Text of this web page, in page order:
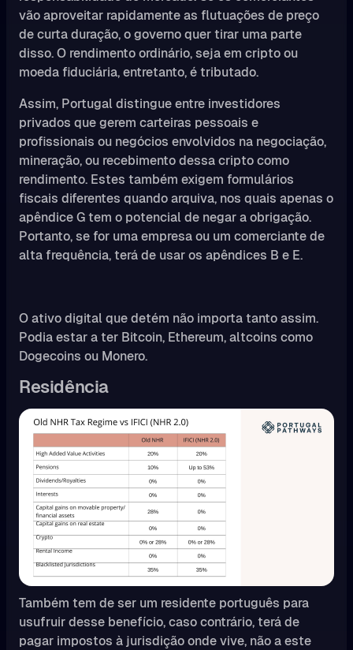
vão aproveitar rapidamente as flutuações de preço
de curta duração, o governo quer tirar uma parte
disso. O rendimento ordinário, seja em cripto ou
moeda fiduciária, entretanto, é tributado.
Assim, Portugal distingue entre investidores
privados que gerem carteiras pessoais e
profissionais ou negócios envolvidos na negociação,
mineração, ou recebimento dessa cripto como
rendimento. Estes também exigem formulários
fiscais diferentes quando arquiva, nos quais apenas o
apêndice G tem o potencial de negar a obrigação.
Portanto, se for uma empresa ou um comerciante de
alta frequência, terá de usar os apêndices B e E.
O ativo digital que detém não importa tanto assim.
Podia estar a ter Bitcoin, Ethereum, altcoins como
Dogecoins ou Monero.
Residência
Também tem de ser um residente português para
usufruir desse benefício, caso contrário, terá de
pagar impostos à jurisdição onde vive, não a este